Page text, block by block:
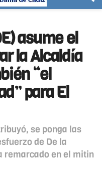
asume el
la Alcaldía
“el
para El
se ponga las
de De la
remarcado en el mitin